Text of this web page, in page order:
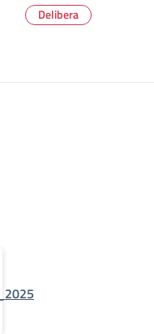
Delibera